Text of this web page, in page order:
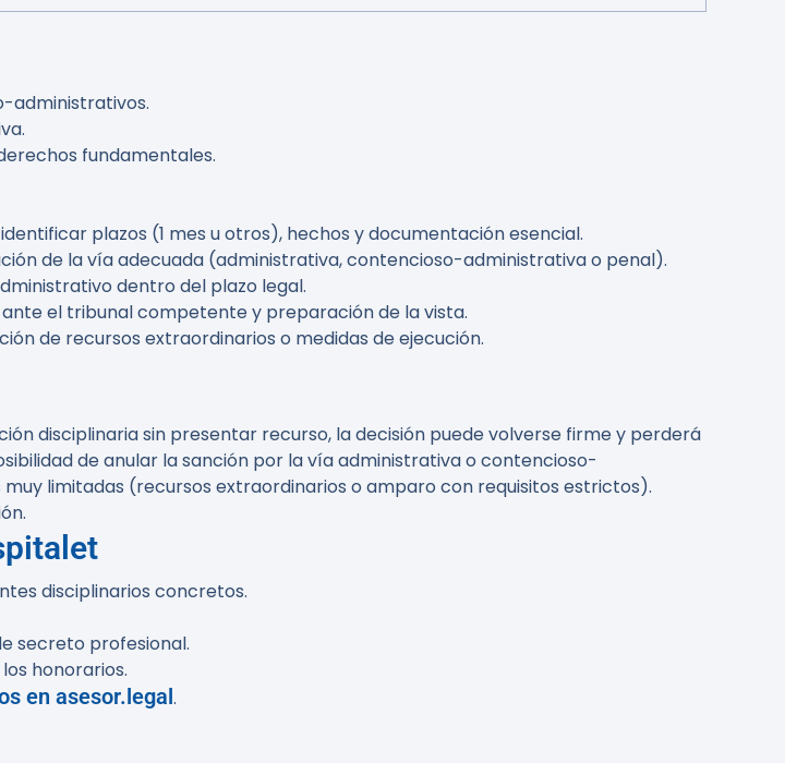
administrativos.
fundamentales.
plazos (1 mes u otros), hechos y documentación esencial.
de la vía adecuada (administrativa, contencioso-administrativa o penal).
dentro del plazo legal.
el tribunal competente y preparación de la vista.
de recursos extraordinarios o medidas de ejecución.
disciplinaria sin presentar recurso, la decisión puede volverse firme y perderá
de anular la sanción por la vía administrativa o contencioso-
limitadas (recursos extraordinarios o amparo con requisitos estrictos).
disciplinarios concretos.
secreto profesional.
honorarios.
en asesor.legal.